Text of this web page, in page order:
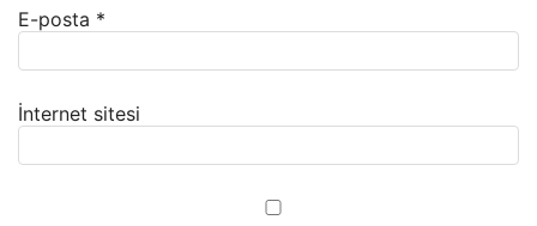
E-posta *
İnternet sitesi